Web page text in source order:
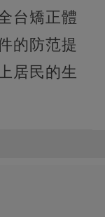
台矯正體
的防范提
居民的生